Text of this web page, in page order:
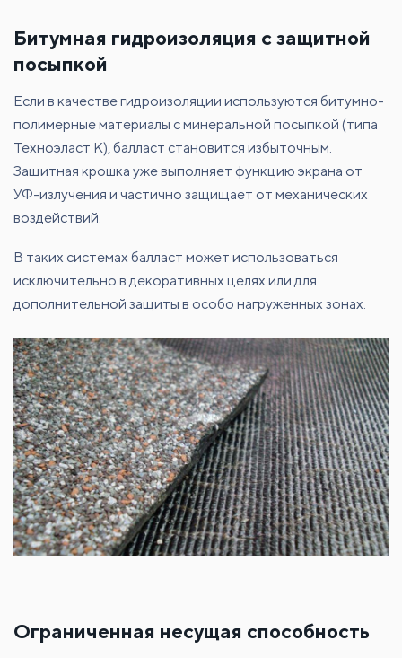
Битумная гидроизоляция с защитной
посыпкой
Если в качестве гидроизоляции используются битумно-
полимерные материалы с минеральной посыпкой (типа
Техноэласт К), балласт становится избыточным.
Защитная крошка уже выполняет функцию экрана от
УФ-излучения и частично защищает от механических
воздействий.
В таких системах балласт может использоваться
исключительно в декоративных целях или для
дополнительной защиты в особо нагруженных зонах.
Ограниченная несущая способность